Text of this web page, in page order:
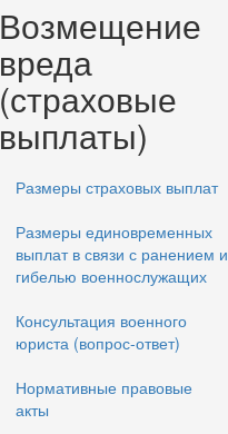
Возмещение
вреда
(страховые
выплаты)
Размеры страховых выплат
Размеры единовременных
выплат в связи с ранением и
гибелью военнослужащих
Консультация военного
юриста (вопрос-ответ)
Нормативные правовые
акты